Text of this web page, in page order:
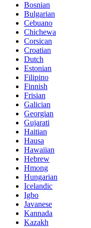
Bosnian
Bulgarian
Cebuano
Chichewa
Corsican
Croatian
Dutch
Estonian
Filipino
Finnish
Frisian
Galician
Georgian
Gujarati
Haitian
Hausa
Hawaiian
Hebrew
Hmong
Hungarian
Icelandic
Igbo
Javanese
Kannada
Kazakh